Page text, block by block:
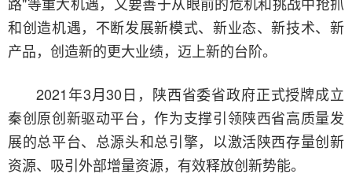
和创造机遇，不断发展新模式、新业态、新技术、新
产品，创造新的更大业绩，迈上新的台阶。
2021年3月30日，陕西省委省政府正式授牌成立
秦创原创新驱动平台，作为支撑引领陕西省高质量发
展的总平台、总源头和总引擎，以激活陕西存量创新
资源、吸引外部增量资源，有效释放创新势能。